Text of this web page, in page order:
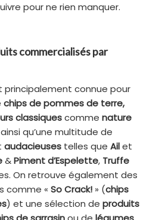
pour ne rien manquer.
commercialisés par
principalement connue pour
chips de pommes de terre,
classiquescomme nature
qu’une multitude de
audacieuses telles que Ailet
&Piment d’Espelette, Truffe
On retrouve également des
comme « So Crack! » (chips
) et une sélection de produits